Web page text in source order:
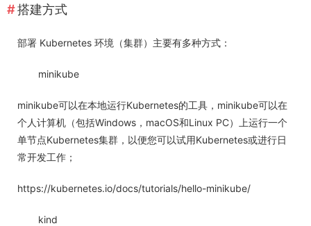
搭建方式
部署 Kubernetes 环境（集群）主要有多种方式：
minikube
minikube可以在本地运行Kubernetes的工具，minikube可以在
个人计算机（包括Windows，macOS和Linux PC）上运行一个
单节点Kubernetes集群，以便您可以试用Kubernetes或进行日
常开发工作；
https://kubernetes.io/docs/tutorials/hello-minikube/
kind